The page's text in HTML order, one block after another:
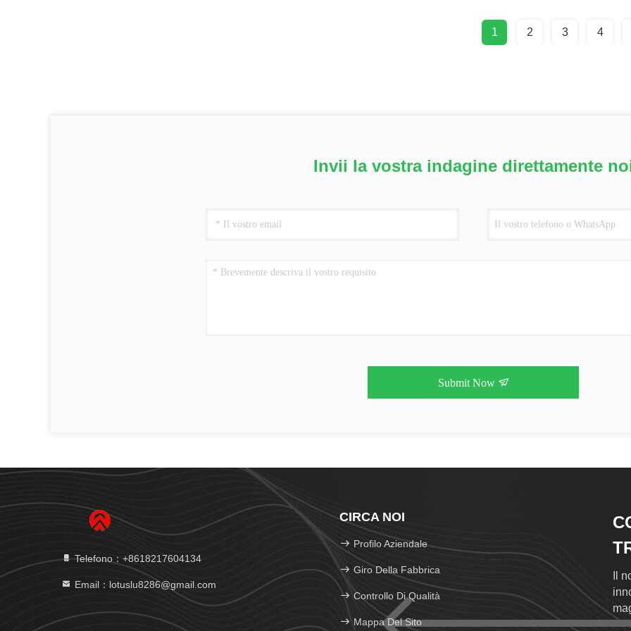
1 2 3 4
Invii la vostra indagine direttamente
Submit Now
Telefono：+8618217604134
Email：lotuslu8286@gmail.com
CIRCA NOI
Profilo Aziendale
Giro Della Fabbrica
Controllo Di Qualità
Mappa Del Sito
Il